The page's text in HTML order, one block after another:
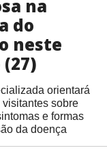
na
do
neste
orientará
visitantes sobre
e formas
da doença